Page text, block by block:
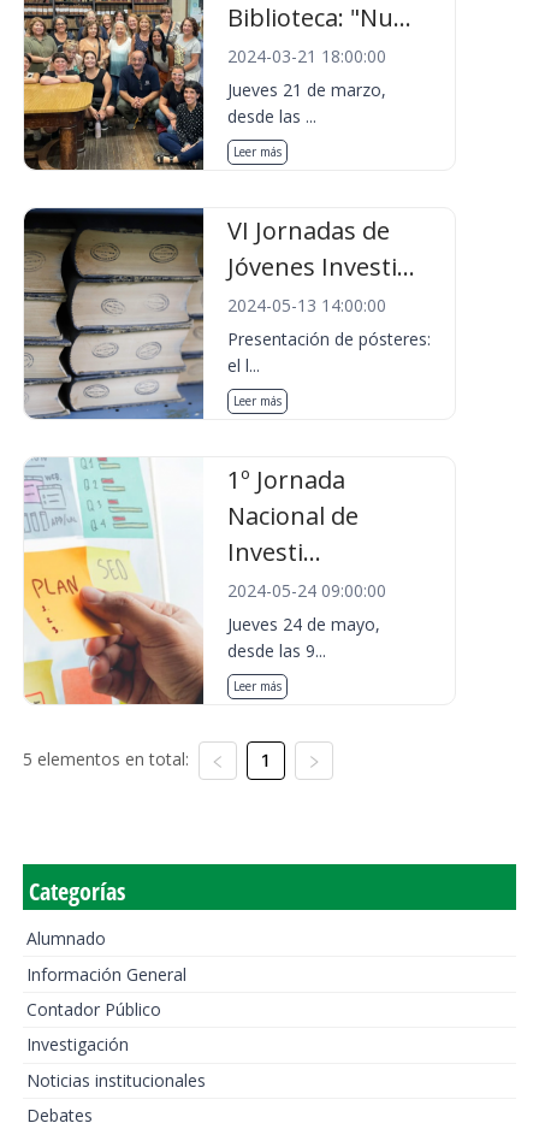
Biblioteca: "Nu...
2024-03-21 18:00:00
Jueves 21 de marzo,
desde las ...
Leer más
VI Jornadas de
Jóvenes Investi...
2024-05-13 14:00:00
Presentación de pósteres:
el l...
Leer más
1º Jornada
Nacional de
Investi...
2024-05-24 09:00:00
Jueves 24 de mayo,
desde las 9...
Leer más
5 elementos en total: 1
Categorías
Alumnado
Información General
Contador Público
Investigación
Noticias institucionales
Debates